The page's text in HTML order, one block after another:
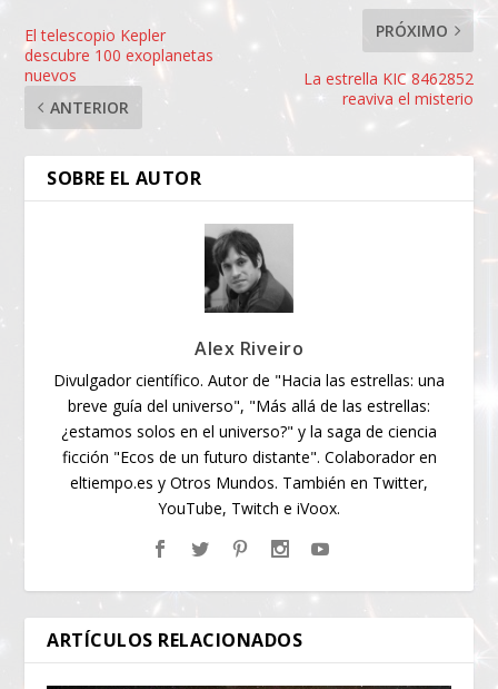
El telescopio Kepler
descubre 100 exoplanetas
nuevos
ANTERIOR
PRÓXIMO
La estrella KIC 8462852
reaviva el misterio
SOBRE EL AUTOR
Alex Riveiro
Divulgador científico. Autor de "Hacia las estrellas: una
breve guía del universo", "Más allá de las estrellas:
¿estamos solos en el universo?" y la saga de ciencia
ficción "Ecos de un futuro distante". Colaborador en
eltiempo.es y Otros Mundos. También en Twitter,
YouTube, Twitch e iVoox.
ARTÍCULOS RELACIONADOS